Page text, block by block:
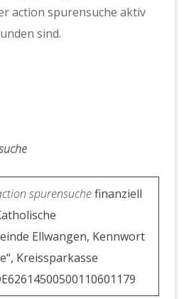
action spurensuche aktiv
sind.
spurensuchefinanziell
Ellwangen, Kennwort
Kreissparkasse